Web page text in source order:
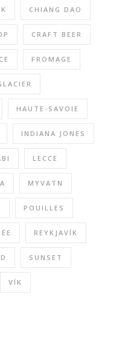
CHIANG DAO
CRAFT BEER
FROMAGE
HAUTE-SAVOIE
INDIANA JONES
LECCE
MYVATN
POUILLES
REYKJAVÍK
SUNSET
VÍK